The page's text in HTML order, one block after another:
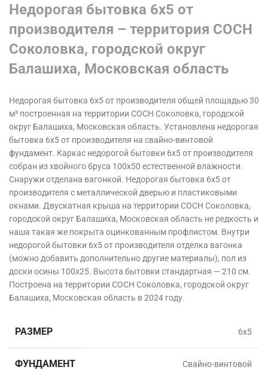
Недорогая бытовка 6х5 от
производителя – территория СОСН
Соколовка, городской округ
Балашиха, Московская область
Недорогая бытовка 6х5 от производителя общей площадью 30
м² построенная на территории СОСН Соколовка, городской
округ Балашиха, Московская область. Установлена недорогая
бытовка 6х5 от производителя на свайно-винтовой
фундамент. Каркас недорогой бытовки 6х5 от производителя
собран из хвойного бруса 100х50 естественной влажности.
Снаружи отделана вагонкой. Недорогая бытовка 6х5 от
производителя с металлической дверью и пластиковыми
окнами. Двускатная крыша на территории СОСН Соколовка,
городской округ Балашиха, Московская область не редкость и
наша такая же покрыта оцинкованным профлистом. Внутри
недорогой бытовки 6х5 от производителя отделка вагонка
(можно добавить дополнительно другие материалы), пол из
доски осины 100х25. Высота бытовки стандартная — 210 см.
Построена на территории СОСН Соколовка, городской округ
Балашиха, Московская область в 2024 году.
РАЗМЕР 6х5
ФУНДАМЕНТ Свайно-винтовой